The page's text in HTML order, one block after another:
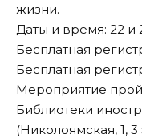
жизни.
Даты и время: 22 и
Бесплатная
Бесплатная
Мероприятие
Библиотеки
(Николоямская, 1,